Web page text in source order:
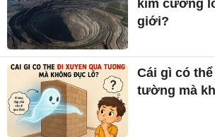
kim cương
giới?
Cái gì có
tường mà